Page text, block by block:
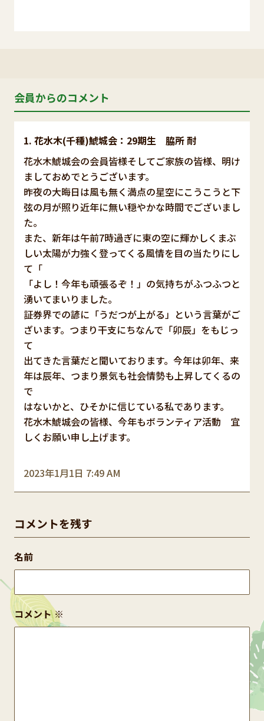
会員からのコメント
花水木(千種)鯱城会：29期生 脇所 耐
2023年1月1日 7:49 AM
花水木鯱城会の会員皆様そしてご家族の皆様、明け
ましておめでとうございます。
昨夜の大晦日は風も無く満点の星空にこうこうと下
弦の月が照り近年に無い穏やかな時間でございまし
た。
また、新年は午前7時過ぎに東の空に輝かしくまぶ
しい太陽が力強く登ってくる風情を目の当たりにし
て「
「よし！今年も頑張るぞ！」の気持ちがふつふつと
湧いてまいりました。
証券界での諺に「うだつが上がる」という言葉がご
ざいます。つまり干支にちなんで「卯辰」をもじっ
て
出てきた言葉だと聞いております。今年は卯年、来
年は辰年、つまり景気も社会情勢も上昇してくるの
で
はないかと、ひそかに信じている私であります。
花水木鯱城会の皆様、今年もボランティア活動 宜
しくお願い申し上げます。
コメントを残す
コメント※
名前